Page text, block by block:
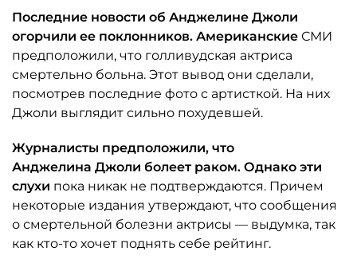
Последние новости об Анджелине Джоли
огорчили ее поклонников. Американские СМИ
предположили, что голливудская актриса
смертельно больна. Этот вывод они сделали,
посмотрев последние фото с артисткой. На них
Джоли выглядит сильно похудевшей.
Журналисты предположили, что
Анджелина Джоли болеет раком. Однако эти
слухи пока никак не подтверждаются. Причем
некоторые издания утверждают, что сообщения
о смертельной болезни актрисы — выдумка, так
как кто-то хочет поднять себе рейтинг.